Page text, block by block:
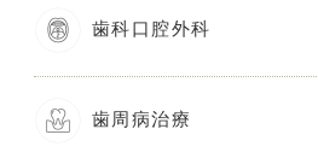
歯科口腔外科
歯周病治療